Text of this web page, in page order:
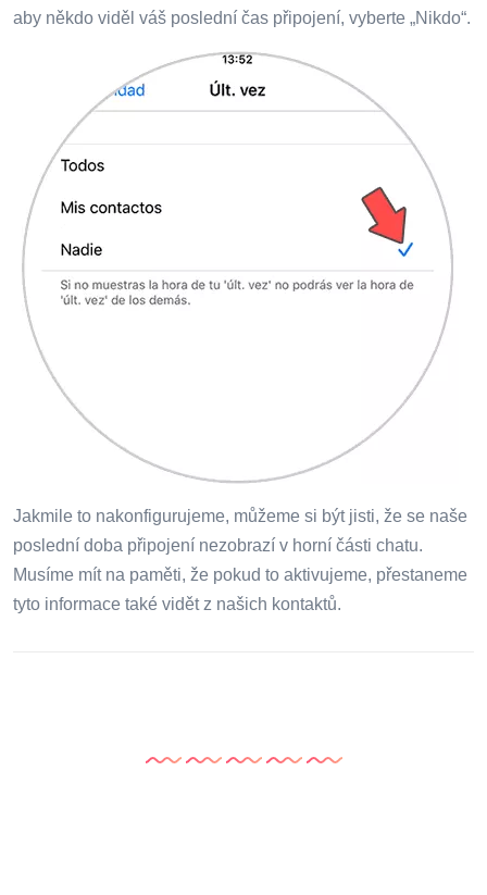
aby někdo viděl váš poslední čas připojení, vyberte „Nikdo“.
Jakmile to nakonfigurujeme, můžeme si být jisti, že se naše
poslední doba připojení nezobrazí v horní části chatu.
Musíme mít na paměti, že pokud to aktivujeme, přestaneme
tyto informace také vidět z našich kontaktů.